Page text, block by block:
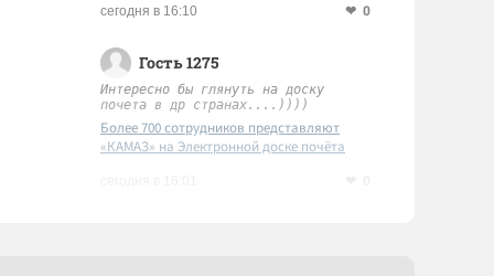
сегодня в 16:10 0
Гость 1275
Интересно бы глянуть на доску
почета в др странах....))))
Более 700 сотрудников представляют
«КАМАЗ» на Электронной доске почёта